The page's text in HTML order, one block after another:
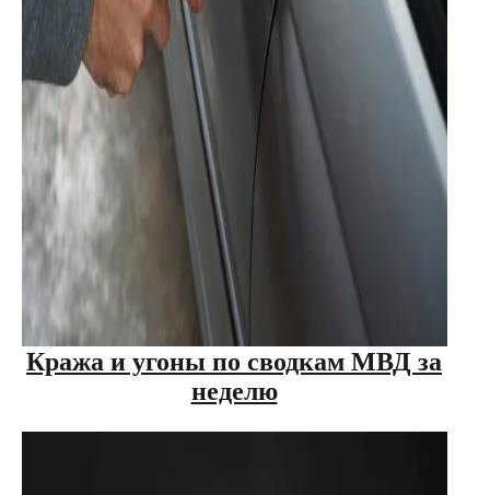
Кража и угоны по сводкам МВД за
неделю